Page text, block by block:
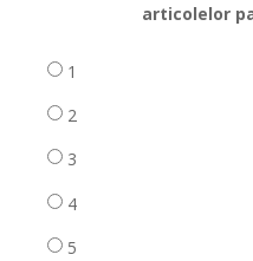
articolelor
1
2
3
4
5